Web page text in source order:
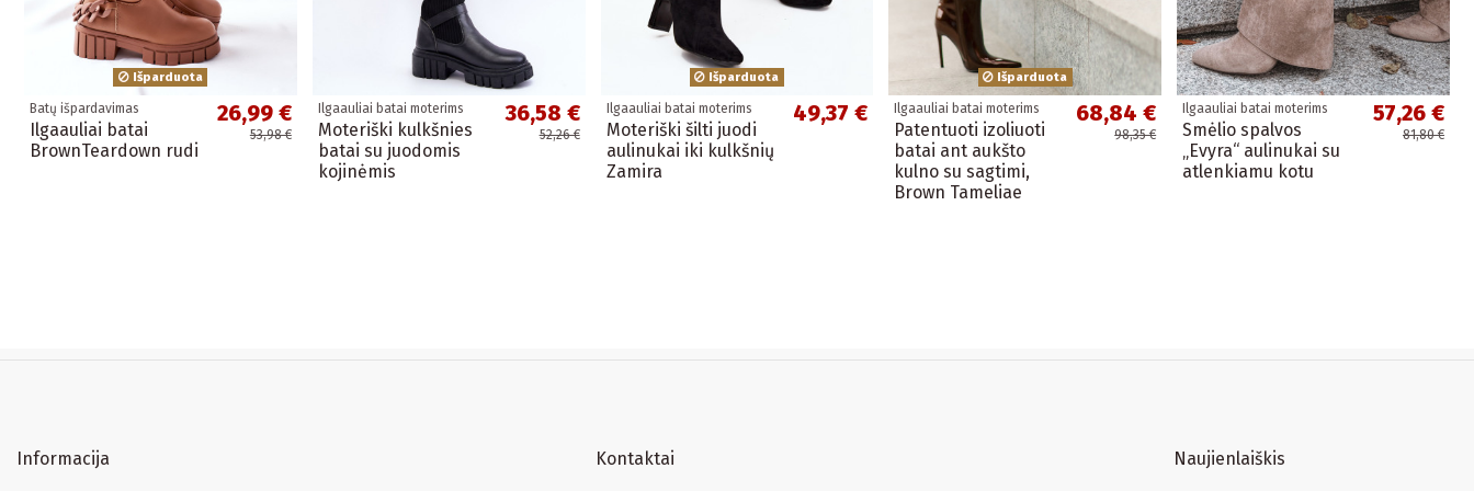
Išparduota
Batų išpardavimas
Ilgaauliai batai
BrownTeardown rudi
26,99 €
53,98 €
Ilgaauliai batai moterims
Moteriški kulkšnies
batai su juodomis
kojinėmis
36,58 €
52,26 €
Išparduota
Ilgaauliai batai moterims
Moteriški šilti juodi
aulinukai iki kulkšnių
Zamira
49,37 €
Išparduota
Ilgaauliai batai moterims
Patentuoti izoliuoti
batai ant aukšto
kulno su sagtimi,
Brown Tameliae
68,84 €
98,35 €
Ilgaauliai batai moterims
Smėlio spalvos
„Evyra“ aulinukai su
atlenkiamu kotu
57,26 €
81,80 €
Informacija Kontaktai Naujienlaiškis